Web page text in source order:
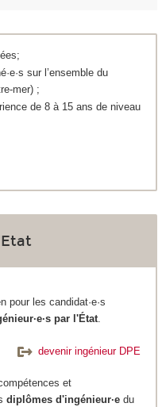
sur l’ensemble du
mer) ;
de 8 à 15 ans de niveau
pour les candidat·e·s
par l'État.
devenir ingénieur DPE
et
diplômes d'ingénieur·e du